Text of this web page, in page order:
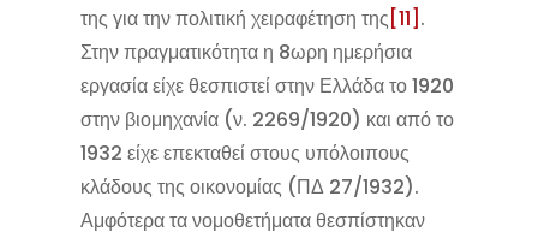
της για την πολιτική χειραφέτηση της [11] .
Στην πραγματικότητα η 8ωρη ημερήσια
εργασία είχε θεσπιστεί στην Ελλάδα το 1920
στην βιομηχανία (ν. 2269/1920) και από το
1932 είχε επεκταθεί στους υπόλοιπους
κλάδους της οικονομίας (ΠΔ 27/1932).
Αμφότερα τα νομοθετήματα θεσπίστηκαν